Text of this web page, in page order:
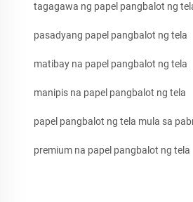
tagagawa ng papel pangbalot ng
pasadyang papel pangbalot ng tela
matibay na papel pangbalot ng tela
manipis na papel pangbalot ng tela
papel pangbalot ng tela mula sa
premium na papel pangbalot ng tela